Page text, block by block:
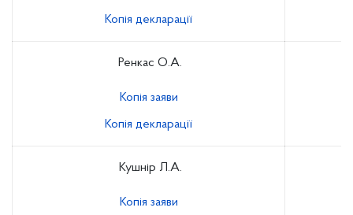
Копія декларації
Ренкас О.А.
Копія заяви
Копія декларації
Кушнір Л.А.
Копія заяви